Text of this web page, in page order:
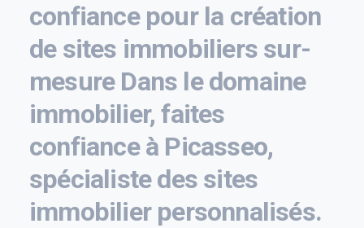
confiance pour la création
de sites immobiliers sur-
mesure Dans le domaine
immobilier, faites
confiance à Picasseo,
spécialiste des sites
immobilier personnalisés.